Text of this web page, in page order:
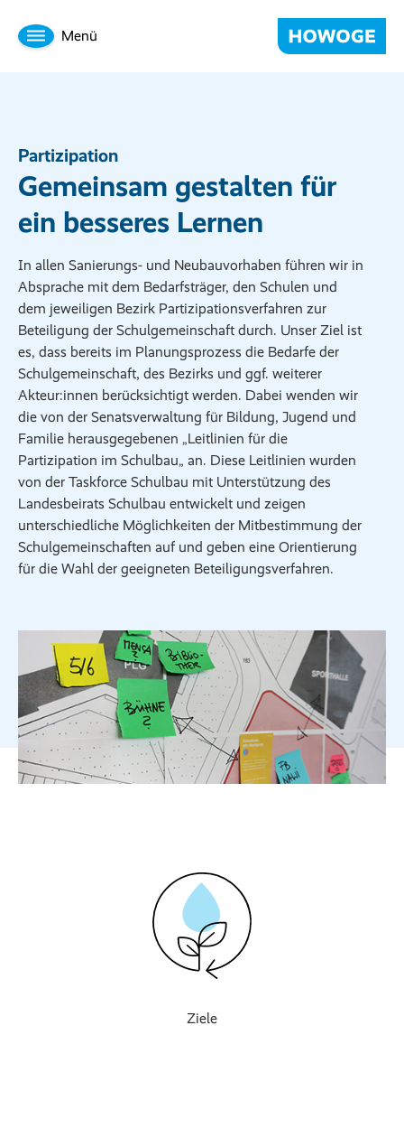
Menü
Partizipation
Gemeinsam gestalten für
ein besseres Lernen
In allen Sanierungs- und Neubauvorhaben führen wir in
Absprache mit dem Bedarfsträger, den Schulen und
dem jeweiligen Bezirk Partizipationsverfahren zur
Beteiligung der Schulgemeinschaft durch. Unser Ziel ist
es, dass bereits im Planungsprozess die Bedarfe der
Schulgemeinschaft, des Bezirks und ggf. weiterer
Akteur:innen berücksichtigt werden. Dabei wenden wir
die von der Senatsverwaltung für Bildung, Jugend und
Familie herausgegebenen „Leitlinien für die
Partizipation im Schulbau„ an. Diese Leitlinien wurden
von der Taskforce Schulbau mit Unterstützung des
Landesbeirats Schulbau entwickelt und zeigen
unterschiedliche Möglichkeiten der Mitbestimmung der
Schulgemeinschaften auf und geben eine Orientierung
für die Wahl der geeigneten Beteiligungsverfahren.
Ziele